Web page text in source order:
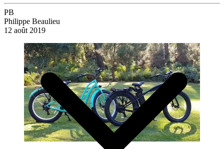
PB
Philippe Beaulieu
12 août 2019